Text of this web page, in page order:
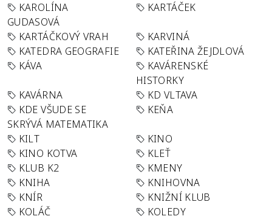
KAROLÍNA
GUDASOVÁ
KARTÁČEK
KARTÁČKOVÝ VRAH
KARVINÁ
KATEDRA GEOGRAFIE
KATEŘINA ŽEJDLOVÁ
KÁVA
KAVÁRENSKÉ
HISTORKY
KAVÁRNA
KD VLTAVA
KDE VŠUDE SE
SKRÝVÁ MATEMATIKA
KEŇA
KILT
KINO
KINO KOTVA
KLEŤ
KLUB K2
KMENY
KNIHA
KNIHOVNA
KNÍR
KNIŽNÍ KLUB
KOLÁČ
KOLEDY